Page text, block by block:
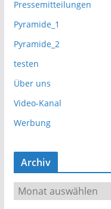
Pressemitteilungen
Pyramide_1
Pyramide_2
testen
Über uns
Video-Kanal
Werbung
Archiv